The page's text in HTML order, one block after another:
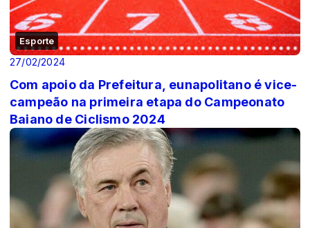
Esporte
27/02/2024
Com apoio da Prefeitura, eunapolitano é vice-
campeão na primeira etapa do Campeonato
Baiano de Ciclismo 2024